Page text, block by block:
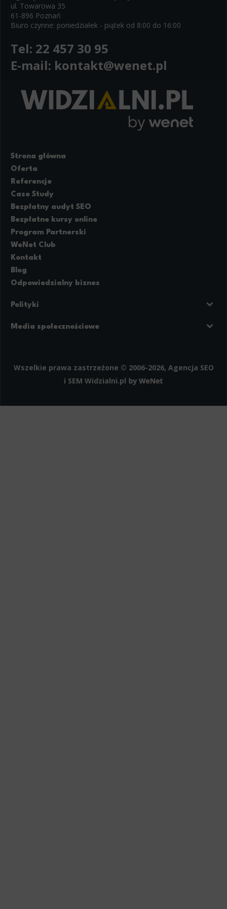
This is data used to personalize your use of our website and to remember choices you
Scripts and data used to collect information to analyze site traffic and how users use
statistics about users. Analytical cookies and similar technologies allow us to measure
Scope responsible for displaying personalized ads that may be of interest to the user
ul. Towarowa 35
61-896 Poznań
Biuro czynne: poniedziałek - piątek od 8:00 do 16:00
Tel: 22 457 30 95
E-mail: kontakt@wenet.pl
Strona główna
Oferta
Referencje
Case Study
Bezpłatny audyt SEO
Bezpłatne kursy online
Program Partnerski
WeNet Club
Kontakt
Blog
Odpowiedzialny biznes
Polityki
Regulamin strony
Media społecznościowe
Wszelkie prawa zastrzeżone © 2006-2026, Agencja SEO
i SEM Widzialni.pl